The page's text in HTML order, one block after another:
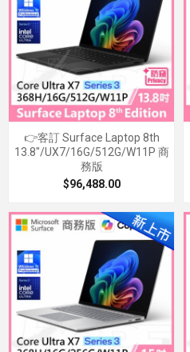
👉客訂 Surface Laptop 8th
13.8"/UX7/16G/512G/W11P 商
務版
$96,488.00